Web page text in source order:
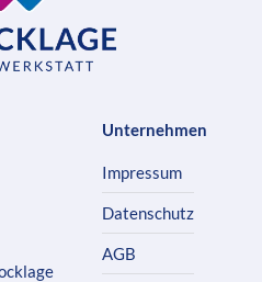
Unternehmen
Impressum
Datenschutz
AGB